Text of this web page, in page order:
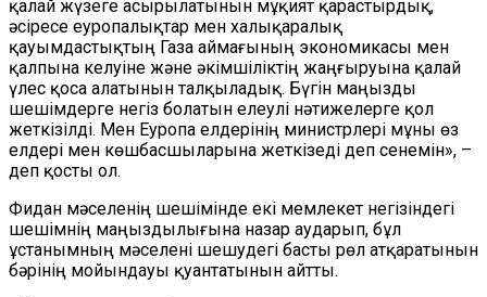
қалай жүзеге асырылатынын мұқият қарастырдық,
әсіресе еуропалықтар мен халықаралық
қауымдастықтың Газа аймағының экономикасы мен
қалпына келуіне және әкімшіліктің жаңғыруына қалай
үлес қоса алатынын талқыладық. Бүгін маңызды
шешімдерге негіз болатын елеулі нәтижелерге қол
жеткізілді. Мен Еуропа елдерінің министрлері мұны өз
елдері мен көшбасшыларына жеткізеді деп сенемін», –
деп қосты ол.
Фидан мәселенің шешімінде екі мемлекет негізіндегі
шешімнің маңыздылығына назар аударып, бұл
ұстанымның мәселені шешудегі басты рөл атқаратынын
бәрінің мойындауы қуантатынын айтты.